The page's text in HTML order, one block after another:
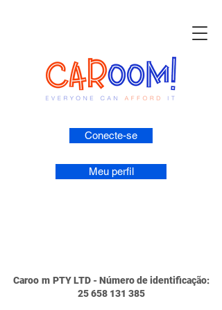
Conecte-se
Meu perfil
Caroo m PTY LTD - Número de identificação:
25 658 131 385